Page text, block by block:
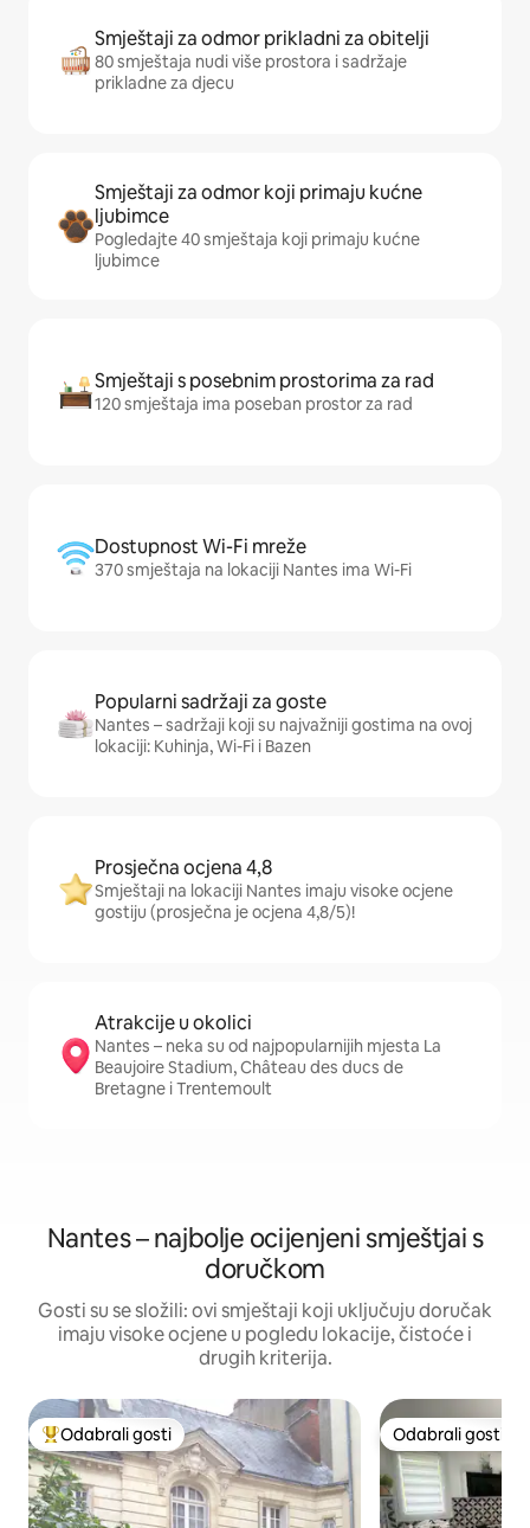
Smještaji za odmor prikladni za obitelji
80 smještaja nudi više prostora i sadržaje
prikladne za djecu
Smještaji za odmor koji primaju kućne
ljubimce
Pogledajte 40 smještaja koji primaju kućne
ljubimce
Smještaji s posebnim prostorima za rad
120 smještaja ima poseban prostor za rad
Dostupnost Wi-Fi mreže
370 smještaja na lokaciji Nantes ima Wi-Fi
Popularni sadržaji za goste
Nantes – sadržaji koji su najvažniji gostima na ovoj
lokaciji: Kuhinja, Wi-Fi i Bazen
Prosječna ocjena 4,8
Smještaji na lokaciji Nantes imaju visoke ocjene
gostiju (prosječna je ocjena 4,8/5)!
Atrakcije u okolici
Nantes – neka su od najpopularnijih mjesta La
Beaujoire Stadium, Château des ducs de
Bretagne i Trentemoult
Nantes – najbolje ocijenjeni smještjai s
doručkom
Gosti su se složili: ovi smještaji koji uključuju doručak
imaju visoke ocjene u pogledu lokacije, čistoće i
drugih kriterija.
Među najviše rangiranima s oznakom „Odabrali gosti”
Odabrali gosti Odabrali gosti
Odabrali gosti